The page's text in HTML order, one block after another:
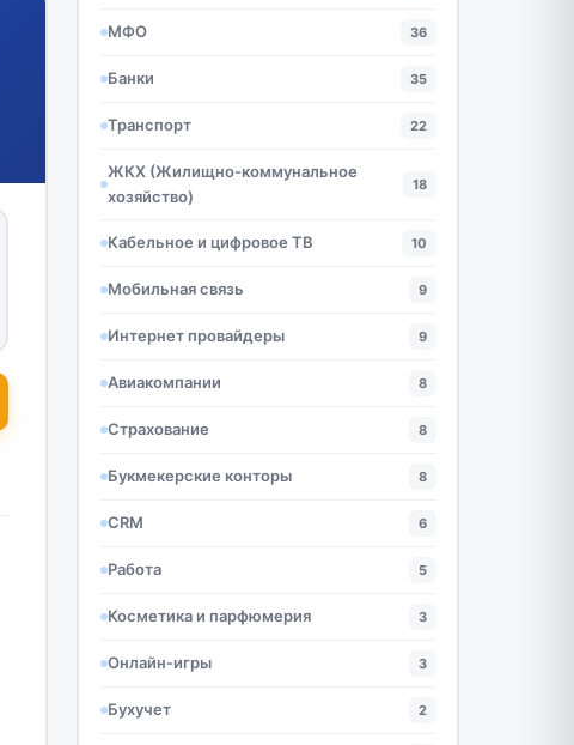
МФО 36
Банки 35
Транспорт 22
ЖКХ (Жилищно-коммунальное
хозяйство)
18
Кабельное и цифровое ТВ 10
Мобильная связь 9
Интернет провайдеры 9
Авиакомпании 8
Страхование 8
Букмекерские конторы 8
CRM 6
Работа 5
Косметика и парфюмерия 3
Онлайн-игры 3
Бухучет 2